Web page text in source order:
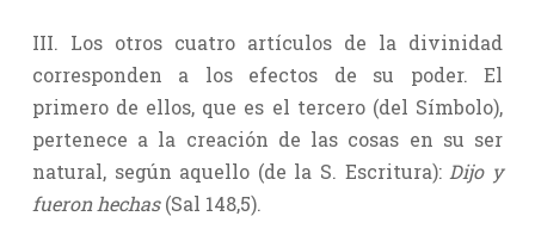
III. Los otros cuatro artículos de la divinidad
corresponden a los efectos de su poder. El
primero de ellos, que es el tercero (del Símbolo),
pertenece a la creación de las cosas en su ser
natural, según aquello (de la S. Escritura): Dijo y
fueron hechas(Sal 148,5).